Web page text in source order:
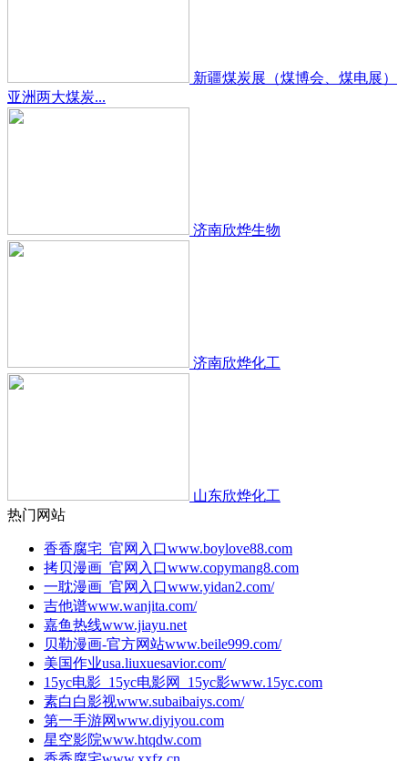
新疆煤炭展（煤博会、煤电展）
亚洲两大煤炭...
济南欣烨生物
济南欣烨化工
山东欣烨化工
热门网站
香香腐宅_官网入口www.boylove88.com
拷贝漫画_官网入口www.copymang8.com
一耽漫画_官网入口www.yidan2.com/
吉他谱www.wanjita.com/
嘉鱼热线www.jiayu.net
贝勒漫画-官方网站www.beile999.com/
美国作业usa.liuxuesavior.com/
15yc电影_15yc电影网_15yc影www.15yc.com
素白白影视www.subaibaiys.com/
第一手游网www.diyiyou.com
星空影院www.htqdw.com